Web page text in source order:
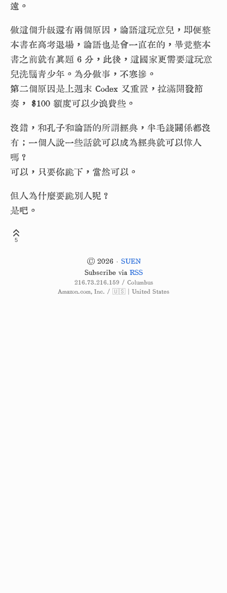
遠。
做這個升級還有兩個原因，論語這玩意兒，即便整
本書在高考退場，論語也是會一直在的，畢竟整本
書之前就有真題 6 分，此後，這國家更需要這玩意
兒洗腦青少年。為分做事，不寒摻。
第二個原因是上週末 Codex 又重置，拉滿開發節
奏， $100 額度可以少浪費些。
沒錯，和孔子和論語的所謂經典，半毛錢關係都沒
有；一個人說一些話就可以成為經典就可以偉人
嗎？
可以，只要你跪下，當然可以。
但人為什麼要跪別人呢？
是吧。
5
© 2026 · SUEN
Subscribe via RSS
216.73.216.159 / Columbus
Amazon.com, Inc. / 🇺🇸 | United States